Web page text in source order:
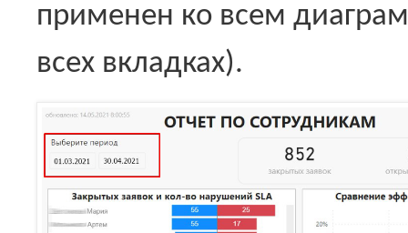
применен ко всем
всех вкладках).